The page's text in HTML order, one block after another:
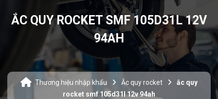
ẮC QUY ROCKET SMF 105D31L 12V
94AH
Thương hiệu nhập khẩu Ắc quy rocket
ắc quy
rocket smf 105d31l 12v 94ah